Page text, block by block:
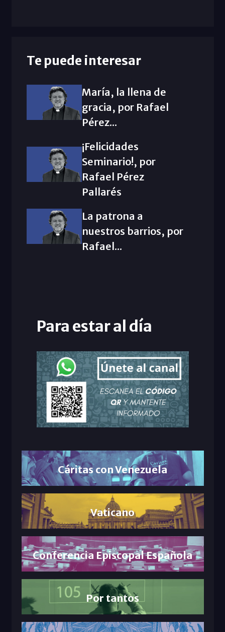
Te puede interesar
María, la llena de
gracia, por Rafael
Pérez...
¡Felicidades
Seminario!, por
Rafael Pérez
Pallarés
La patrona a
nuestros barrios, por
Rafael...
Para estar al día
Cáritas con Venezuela
Vaticano
Conferencia Episcopal Española
Por tantos